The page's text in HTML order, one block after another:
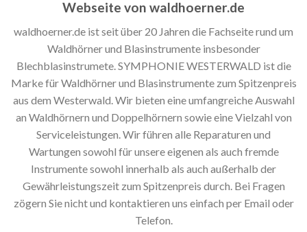
Webseite von waldhoerner.de
waldhoerner.de ist seit über 20 Jahren die Fachseite rund um
Waldhörner und Blasinstrumente insbesonder
Blechblasinstrumete. SYMPHONIE WESTERWALD ist die
Marke für Waldhörner und Blasinstrumente zum Spitzenpreis
aus dem Westerwald. Wir bieten eine umfangreiche Auswahl
an Waldhörnern und Doppelhörnern sowie eine Vielzahl von
Serviceleistungen. Wir führen alle Reparaturen und
Wartungen sowohl für unsere eigenen als auch fremde
Instrumente sowohl innerhalb als auch außerhalb der
Gewährleistungszeit zum Spitzenpreis durch. Bei Fragen
zögern Sie nicht und kontaktieren uns einfach per Email oder
Telefon.